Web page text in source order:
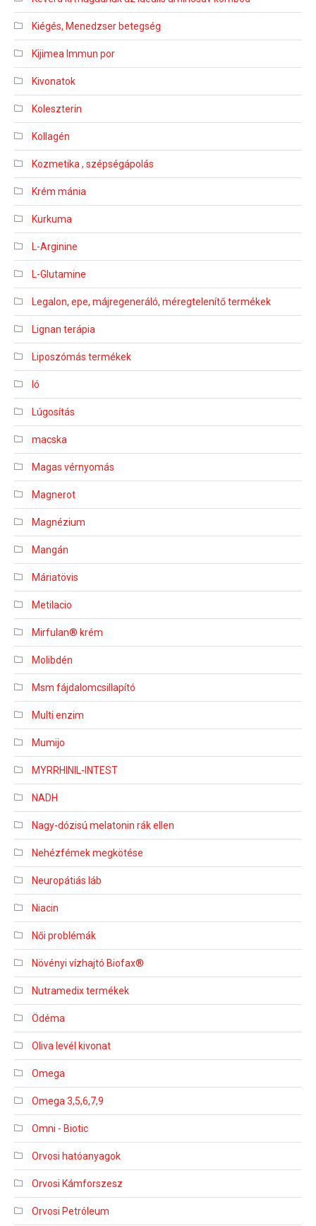
Kiégés, Menedzser betegség
Kijimea Immun por
Kivonatok
Koleszterin
Kollagén
Kozmetika , szépségápolás
Krém mánia
Kurkuma
L-Arginine
L-Glutamine
Legalon, epe, májregeneráló, méregtelenítő termékek
Lignan terápia
Liposzómás termékek
ló
Lúgosítás
macska
Magas vérnyomás
Magnerot
Magnézium
Mangán
Máriatövis
Metilacio
Mirfulan® krém
Molibdén
Msm fájdalomcsillapító
Multi enzim
Mumijo
MYRRHINIL-INTEST
NADH
Nagy-dózisú melatonin rák ellen
Nehézfémek megkötése
Neuropátiás láb
Niacin
Női problémák
Növényi vízhajtó Biofax®
Nutramedix termékek
Ödéma
Oliva levél kivonat
Omega
Omega 3,5,6,7,9
Omni - Biotic
Orvosi hatóanyagok
Orvosi Kámforszesz
Orvosi Petróleum